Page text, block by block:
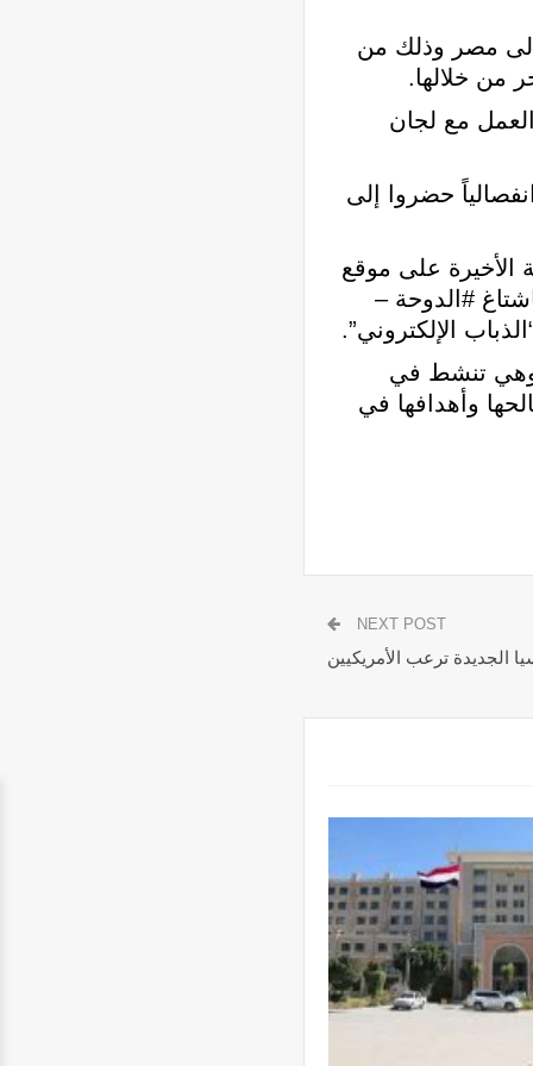
إلى مصر وذلك من
من خلالها.
مع لجان
حضروا إلى
الأخيرة على موقع
#الدوحة –
الإلكتروني”.
وهي تنشط في
وأهدافها في
NEXT POST
الجديدة ترعب الأمريكيين